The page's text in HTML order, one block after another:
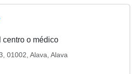
centro o médico
01002, Alava, Alava